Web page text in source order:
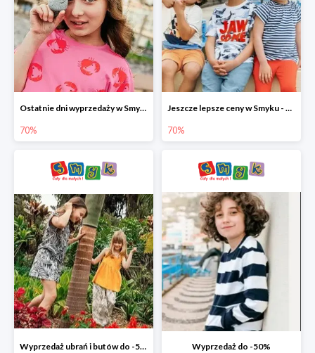
Ostatnie dni wyprzedaży w Smyku - ubrania i buty do -70%
70%
Jeszcze lepsze ceny w Smyku - ubrania i buty do -70%
70%
Wyprzedaż ubrań i butów do -50% Wyprzedaż do -50%